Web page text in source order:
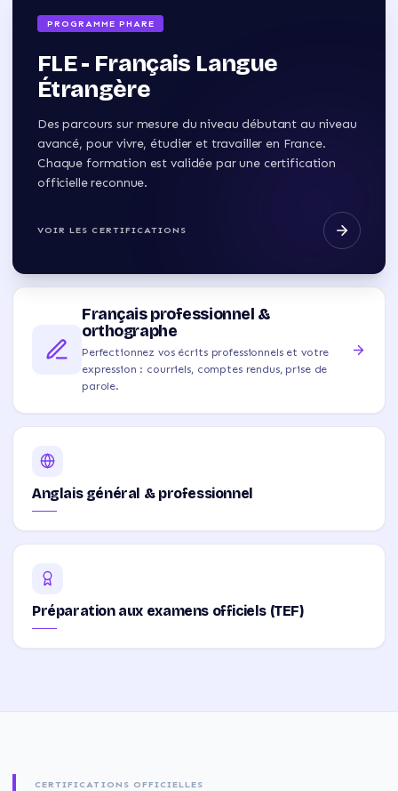
PROGRAMME PHARE
FLE - Français Langue
Étrangère
Des parcours sur mesure du niveau débutant au niveau
avancé, pour vivre, étudier et travailler en France.
Chaque formation est validée par une certification
officielle reconnue.
VOIR LES CERTIFICATIONS
Français professionnel &
orthographe
Perfectionnez vos écrits professionnels et votre
expression : courriels, comptes rendus, prise de
parole.
Anglais général & professionnel
Préparation aux examens officiels (TEF)
CERTIFICATIONS OFFICIELLES